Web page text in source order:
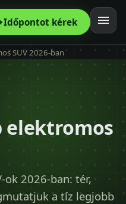
Időpontot kérek
SUV 2026-ban
elektromos
ok 2026-ban: tér,
a tíz legjobb